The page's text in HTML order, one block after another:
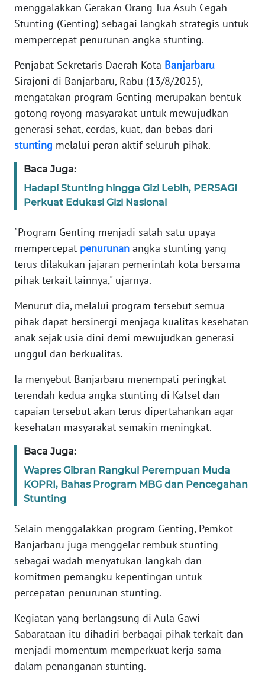
menggalakkan Gerakan Orang Tua Asuh Cegah
Stunting (Genting) sebagai langkah strategis untuk
mempercepat penurunan angka stunting.
Penjabat Sekretaris Daerah Kota Banjarbaru
Sirajoni di Banjarbaru, Rabu (13/8/2025),
mengatakan program Genting merupakan bentuk
gotong royong masyarakat untuk mewujudkan
generasi sehat, cerdas, kuat, dan bebas dari
stunting melalui peran aktif seluruh pihak.
Baca Juga:
Hadapi Stunting hingga Gizi Lebih, PERSAGI
Perkuat Edukasi Gizi Nasional
"Program Genting menjadi salah satu upaya
mempercepat penurunan angka stunting yang
terus dilakukan jajaran pemerintah kota bersama
pihak terkait lainnya," ujarnya.
Menurut dia, melalui program tersebut semua
pihak dapat bersinergi menjaga kualitas kesehatan
anak sejak usia dini demi mewujudkan generasi
unggul dan berkualitas.
Ia menyebut Banjarbaru menempati peringkat
terendah kedua angka stunting di Kalsel dan
capaian tersebut akan terus dipertahankan agar
kesehatan masyarakat semakin meningkat.
Baca Juga:
Wapres Gibran Rangkul Perempuan Muda
KOPRI, Bahas Program MBG dan Pencegahan
Stunting
Selain menggalakkan program Genting, Pemkot
Banjarbaru juga menggelar rembuk stunting
sebagai wadah menyatukan langkah dan
komitmen pemangku kepentingan untuk
percepatan penurunan stunting.
Kegiatan yang berlangsung di Aula Gawi
Sabarataan itu dihadiri berbagai pihak terkait dan
menjadi momentum memperkuat kerja sama
dalam penanganan stunting.
REDAKSI
KARIR
DISCLAIMER
News
Regional
SUMUT
WN
WN
JABAR
BANTEN
WN
WN
KEPRI
WN
WN
PAPUA
BARAT
WN
RIAU
WN
SERAMBI
JAMBI
WN
SULTRA